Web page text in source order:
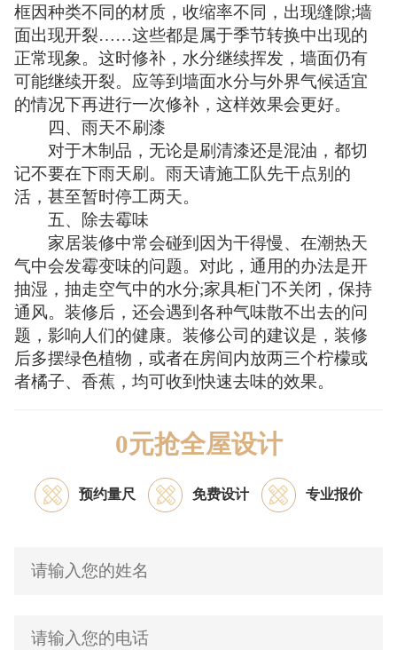
框因种类不同的材质，收缩率不同，出现缝隙;墙
面出现开裂……这些都是属于季节转换中出现的
正常现象。这时修补，水分继续挥发，墙面仍有
可能继续开裂。应等到墙面水分与外界气候适宜
的情况下再进行一次修补，这样效果会更好。
四、雨天不刷漆
对于木制品，无论是刷清漆还是混油，都切
记不要在下雨天刷。雨天请施工队先干点别的
活，甚至暂时停工两天。
五、除去霉味
家居装修中常会碰到因为干得慢、在潮热天
气中会发霉变味的问题。对此，通用的办法是开
抽湿，抽走空气中的水分;家具柜门不关闭，保持
通风。装修后，还会遇到各种气味散不出去的问
题，影响人们的健康。装修公司的建议是，装修
后多摆绿色植物，或者在房间内放两三个柠檬或
者橘子、香蕉，均可收到快速去味的效果。
0元抢全屋设计
预约量尺 免费设计 专业报价